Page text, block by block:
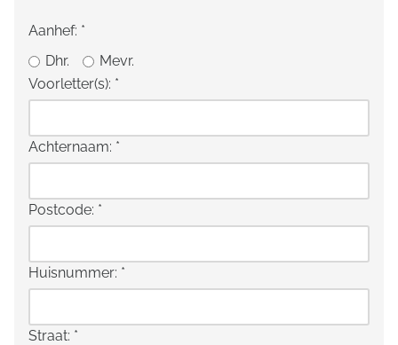
Aanhef: *
Dhr.
Mevr.
Voorletter(s): *
Achternaam: *
Postcode: *
Huisnummer: *
Straat: *